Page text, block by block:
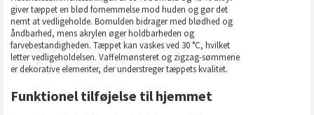
giver tæppet en blød fornemmelse mod huden og gør det
nemt at vedligeholde. Bomulden bidrager med blødhed og
åndbarhed, mens akrylen øger holdbarheden og
farvebestandigheden. Tæppet kan vaskes ved 30 °C, hvilket
letter vedligeholdelsen. Vaffelmønsteret og zigzag-sømmene
er dekorative elementer, der understreger tæppets kvalitet.
Funktionel tilføjelse til hjemmet